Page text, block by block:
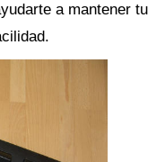
a mantener tu